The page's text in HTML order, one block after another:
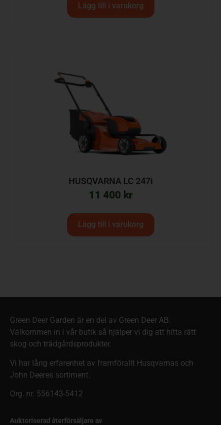
Lägg till i varukorg
HUSQVARNA LC 247i
11 400 kr
Lägg till i varukorg
Green Deer Garden är en del av Green Deer AB.
Välkommen in i vår butik så hjälper vi dig att hitta rätt
skog och trädgårdsprodukter.
Vi har lång erfarenhet av framförallt Husqvarnas och
John Deeres sortiment.
Org. nr. 556143-5412
Auktoriserad återförsäljare av